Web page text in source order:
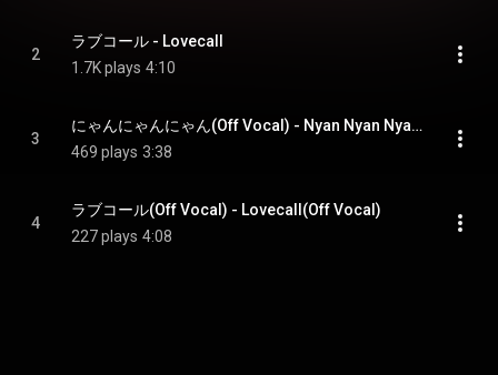
2
ラブコール - Lovecall
1.7K plays 4:10
3
にゃんにゃんにゃん(Off Vocal) - Nyan Nyan Nyan(Off Vocal)
469 plays 3:38
4
ラブコール(Off Vocal) - Lovecall(Off Vocal)
227 plays 4:08